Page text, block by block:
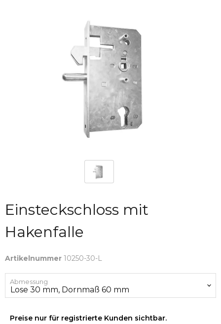
Einsteckschloss mit
Hakenfalle
Artikelnummer 10250-30-L
Abmessung
Preise nur für registrierte Kunden sichtbar.